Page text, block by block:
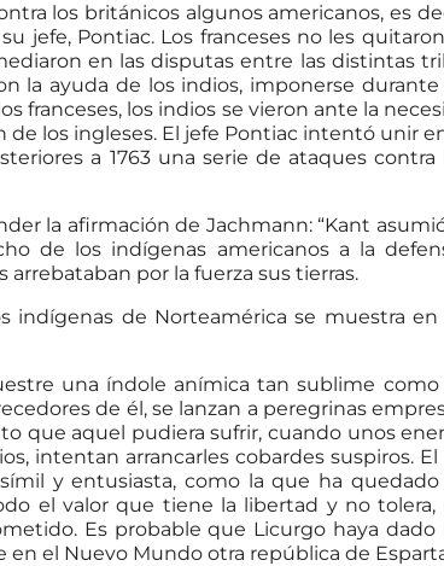
los británicos algunos americanos, es
jefe, Pontiac. Los franceses no les
en las disputas entre las distintas
la ayuda de los indios, imponerse
franceses, los indios se vieron ante la
los ingleses. El jefe Pontiac intentó unir
a 1763 una serie de ataques
la afirmación de Jachmann: “Kant
de los indígenas americanos a la
por la fuerza sus tierras.
indígenas de Norteamérica se muestra
una índole anímica tan sublime
de él, se lanzan a peregrinas
que aquel pudiera sufrir, cuando unos
intentan arrancarles cobardes suspiros.
y entusiasta, como la que ha
el valor que tiene la libertad y no
Es probable que Licurgo haya dado
en el Nuevo Mundo otra república de